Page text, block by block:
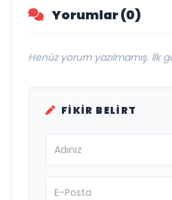
Yorumlar (0)
Henüz yorum yazılmamış. İlk
FIKIR BELIRT